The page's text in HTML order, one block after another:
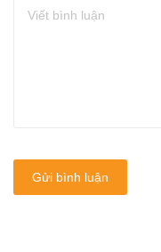
Gửi bình luận